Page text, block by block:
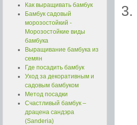
Как выращивать бамбук
Бамбук садовый
морозостойкий -
Морозостойкие виды
бамбука
Выращивание бамбука из
семян
Где посадить бамбук
Уход за декоративным и
садовым бамбуком
Метод посадки
Счастливый бамбук –
драцена сандэра
(Sanderia)